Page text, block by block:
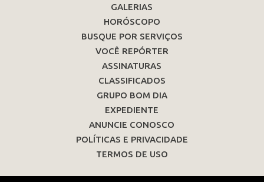
GALERIAS
HORÓSCOPO
BUSQUE POR SERVIÇOS
VOCÊ REPÓRTER
ASSINATURAS
CLASSIFICADOS
GRUPO BOM DIA
EXPEDIENTE
ANUNCIE CONOSCO
POLÍTICAS E PRIVACIDADE
TERMOS DE USO